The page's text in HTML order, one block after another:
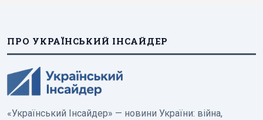
ПРО УКРАЇНСЬКИЙ ІНСАЙДЕР
«Український Інсайдер» — новини України: війна,